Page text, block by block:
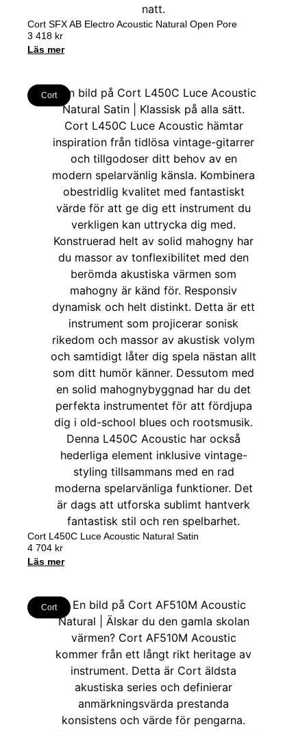
Cort SFX AB Electro Acoustic Natural Open Pore
3 418 kr
Läs mer
Cort
Cort L450C Luce Acoustic Natural Satin
4 704 kr
Läs mer
Cort